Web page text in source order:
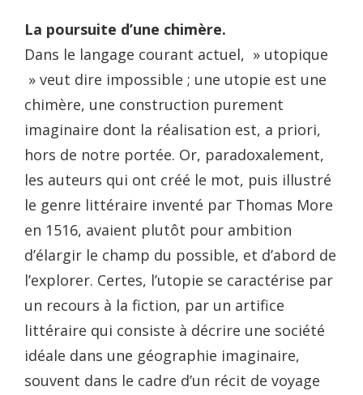
La poursuite d’une chimère.
Dans le langage courant actuel, » utopique
» veut dire impossible ; une utopie est une
chimère, une construction purement
imaginaire dont la réalisation est, a priori,
hors de notre portée. Or, paradoxalement,
les auteurs qui ont créé le mot, puis illustré
le genre littéraire inventé par Thomas More
en 1516, avaient plutôt pour ambition
d’élargir le champ du possible, et d’abord de
l’explorer. Certes, l’utopie se caractérise par
un recours à la fiction, par un artifice
littéraire qui consiste à décrire une société
idéale dans une géographie imaginaire,
souvent dans le cadre d’un récit de voyage